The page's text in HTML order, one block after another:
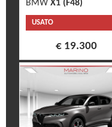
BMW X1 (F48)
USATO
€ 19.300